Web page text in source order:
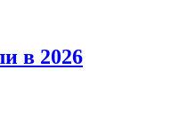
в 2026